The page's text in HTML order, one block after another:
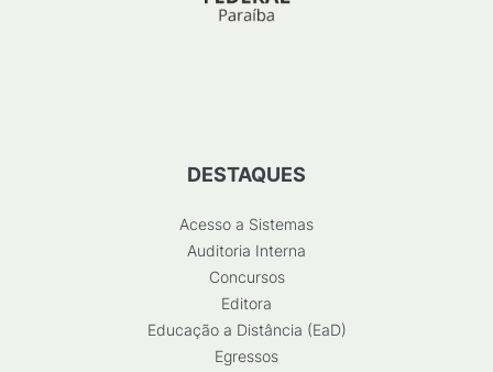
DESTAQUES
Acesso a Sistemas
Auditoria Interna
Concursos
Editora
Educação a Distância (EaD)
Egressos